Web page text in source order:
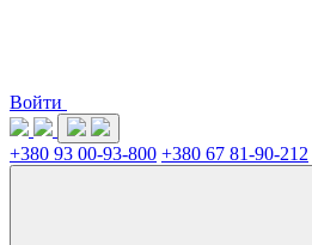
Войти
+380 93 00-93-800 +380 67 81-90-212